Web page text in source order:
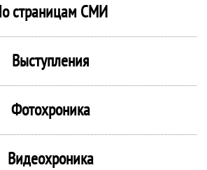
страницам СМИ
Выступления
Фотохроника
Видеохроника